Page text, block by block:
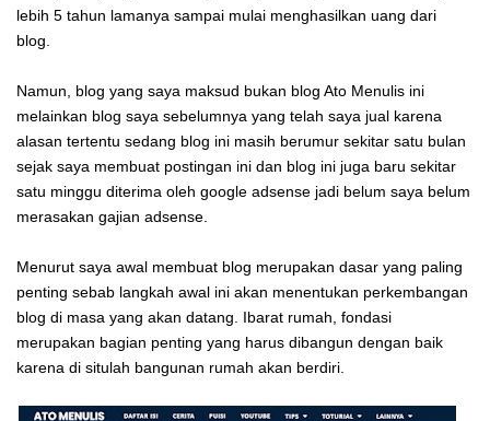
lebih 5 tahun lamanya sampai mulai menghasilkan uang dari
blog.
Namun, blog yang saya maksud bukan blog Ato Menulis ini
melainkan blog saya sebelumnya yang telah saya jual karena
alasan tertentu sedang blog ini masih berumur sekitar satu bulan
sejak saya membuat postingan ini dan blog ini juga baru sekitar
satu minggu diterima oleh google adsense jadi belum saya belum
merasakan gajian adsense.
Menurut saya awal membuat blog merupakan dasar yang paling
penting sebab langkah awal ini akan menentukan perkembangan
blog di masa yang akan datang. Ibarat rumah, fondasi
merupakan bagian penting yang harus dibangun dengan baik
karena di situlah bangunan rumah akan berdiri.